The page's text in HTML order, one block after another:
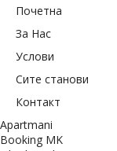
Почетна
За Нас
Услови
Сите станови
Контакт
Apartmani
Booking MK